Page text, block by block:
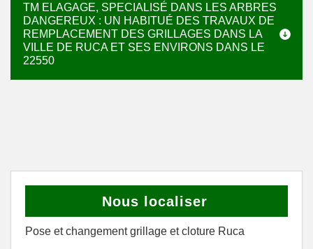
TM ELAGAGE, SPECIALISÉ DANS LES ARBRES
DANGEREUX : UN HABITUÉ DES TRAVAUX DE
REMPLACEMENT DES GRILLAGES DANS LA
VILLE DE RUCA ET SES ENVIRONS DANS LE
22550
Nous localiser
Pose et changement grillage et cloture Ruca